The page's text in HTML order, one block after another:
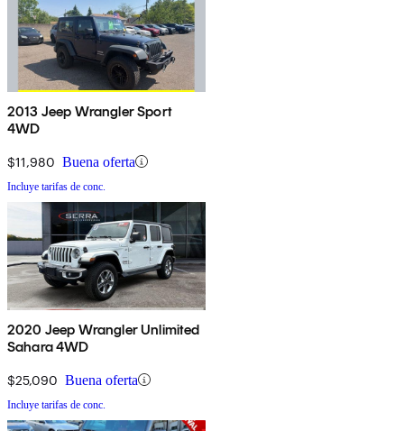
2013 Jeep Wrangler Sport
4WD
$11,980 Buena oferta
Incluye tarifas de conc.
2020 Jeep Wrangler Unlimited
Sahara 4WD
$25,090 Buena oferta
Incluye tarifas de conc.